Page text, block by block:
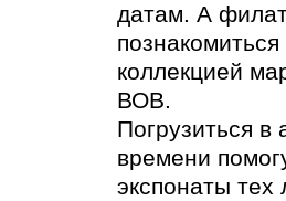
датам. А
коллекцией
ВОВ.
Погрузиться
времени
экспонаты тех